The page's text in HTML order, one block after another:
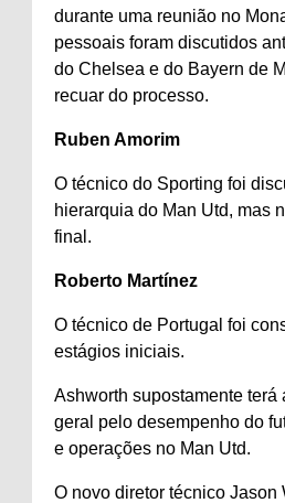
durante uma reunião no
pessoais foram discutidos
do Chelsea e do Bayern de
recuar do processo.
Ruben Amorim
O técnico do Sporting foi
hierarquia do Man Utd, mas
final.
Roberto Martínez
O técnico de Portugal foi
estágios iniciais.
Ashworth supostamente
geral pelo desempenho do
e operações no Man Utd.
O novo diretor técnico Jason